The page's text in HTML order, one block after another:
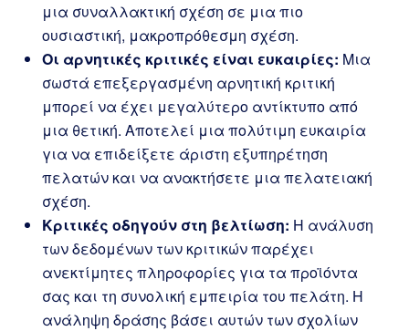
μια συναλλακτική σχέση σε μια πιο
ουσιαστική, μακροπρόθεσμη σχέση.
Οι αρνητικές κριτικές είναι ευκαιρίες: Μια
σωστά επεξεργασμένη αρνητική κριτική
μπορεί να έχει μεγαλύτερο αντίκτυπο από
μια θετική. Αποτελεί μια πολύτιμη ευκαιρία
για να επιδείξετε άριστη εξυπηρέτηση
πελατών και να ανακτήσετε μια πελατειακή
σχέση.
Κριτικές οδηγούν στη βελτίωση: Η ανάλυση
των δεδομένων των κριτικών παρέχει
ανεκτίμητες πληροφορίες για τα προϊόντα
σας και τη συνολική εμπειρία του πελάτη. Η
ανάληψη δράσης βάσει αυτών των σχολίων